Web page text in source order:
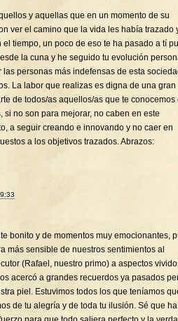
y aquellas que en un momento de su
ver el camino que la vida les había trazado
tiempo, un poco de eso te ha pasado a tí
la cuna y he seguido tu evolución
las personas más indefensas de esta
La labor que realizas es digna de una gran
de todos/as aquellos/as que te conocemos
si no son para mejorar, no caben en este
a seguir creando e innovando y no caer en
a los objetivos trazados. Abrazos:
bonito y de momentos muy emocionantes,
más sensible de nuestros sentimientos al
(Rafael, nuestro primo) a aspectos
acercó a grandes recuerdos ya pasados
piel. Estuvimos todos los que teníamos
de tu alegría y de toda tu ilusión. Sé que ha